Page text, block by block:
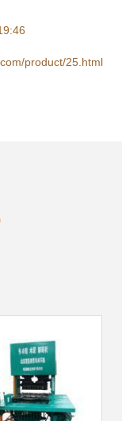
product/25.html